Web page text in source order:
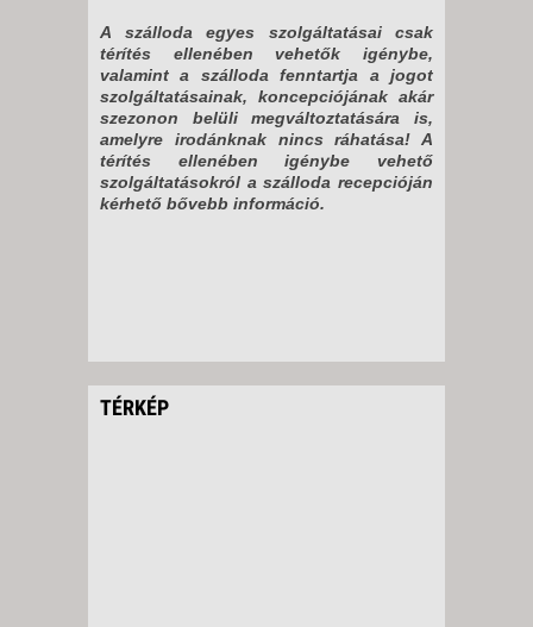
A szálloda egyes szolgáltatásai csak
térítés ellenében vehetők igénybe,
valamint a szálloda fenntartja a jogot
szolgáltatásainak, koncepciójának akár
szezonon belüli megváltoztatására is,
amelyre irodánknak nincs ráhatása! A
térítés ellenében igénybe vehető
szolgáltatásokról a szálloda recepcióján
kérhető bővebb információ.
TÉRKÉP